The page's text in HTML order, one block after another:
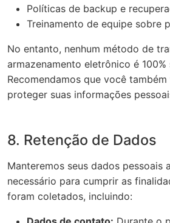
Políticas de backup e
Treinamento de equipe sobre
No entanto, nenhum método de
armazenamento eletrônico é 100%
Recomendamos que você
proteger suas informações
8. Retenção de Dados
Manteremos seus dados pessoais
necessário para cumprir as
foram coletados, incluindo: